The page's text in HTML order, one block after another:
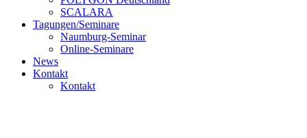
SCALARA
Tagungen/Seminare
Naumburg-Seminar
Online-Seminare
News
Kontakt
Kontakt